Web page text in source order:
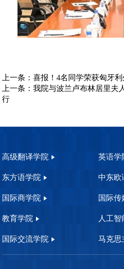
上一条：喜报！4名同学荣获匈牙
上一条：我院与波兰卢布林居里夫
行
高级翻译学院 英语学
东方语学院 中东欧
国际商学院 国际传
教育学院 人工智
国际交流学院 马克思